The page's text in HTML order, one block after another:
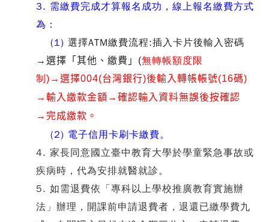
3. 需繳費完成才算報名成功，線上報名繳費方式
為：
(1) 選擇ATM繳費流程:插入卡片後輸入密碼
→選擇 「其他、繳費」(無轉帳額度限
制) →選擇004(台灣銀行)後輸入轉帳帳號(16碼)
→輸入繳款金額 →確認輸入資料無誤後按確認
→完成繳款。
(2) 電子信用卡刷卡繳費。
4. 家長同意國立臺中教育大學於學童緊急事故或
疾病時，代為安排就醫就診。
5. 如需退費依「專科以上學校推廣教育實施辦
法」辦理，開課前申請退費者，退還已繳學費九